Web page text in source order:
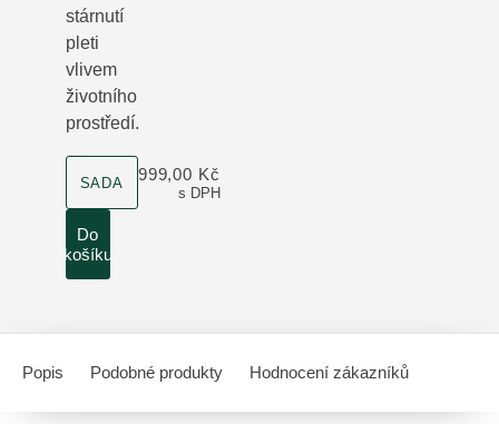
stárnutí
pleti
vlivem
životního
prostředí.
velikost produktu
SADA
s DPH
999,00 Kč
Do
košíku
Popis Podobné produkty Hodnocení zákazníků